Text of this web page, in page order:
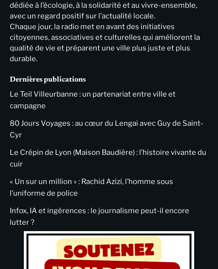
dédiée à l’écologie, à la solidarité et au vivre-ensemble,
avec un regard positif sur l’actualité locale.
Chaque jour, la radio met en avant des initiatives
citoyennes, associatives et culturelles qui améliorent la
qualité de vie et préparent une ville plus juste et plus
durable.
Dernières publications
Le Teil Villeurbanne : un partenariat entre ville et
campagne
80 Jours Voyages : au cœur du Lengai avec Guy de Saint-
Cyr
Le Crépin de Lyon (Maison Baudière) : l’histoire vivante du
cuir
« Un sur un million » : Rachid Azizi, l’homme sous
l’uniforme de police
Infox, IA et ingérences : le journalisme peut-il encore
lutter ?